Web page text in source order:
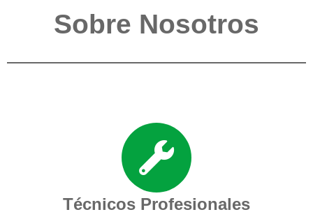
Sobre Nosotros
Técnicos Profesionales